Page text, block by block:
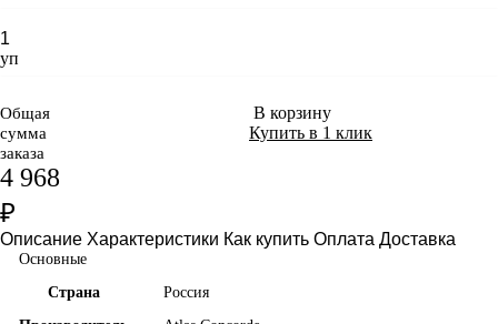
уп
Общая
сумма
заказа
4 968
₽
В корзину
Купить в 1 клик
Описание Характеристики Как купить Оплата Доставка
Основные
Страна
Россия